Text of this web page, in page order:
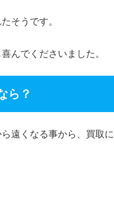
そうです。
んでくださいました。
ら？
遠くなる事から、買取に